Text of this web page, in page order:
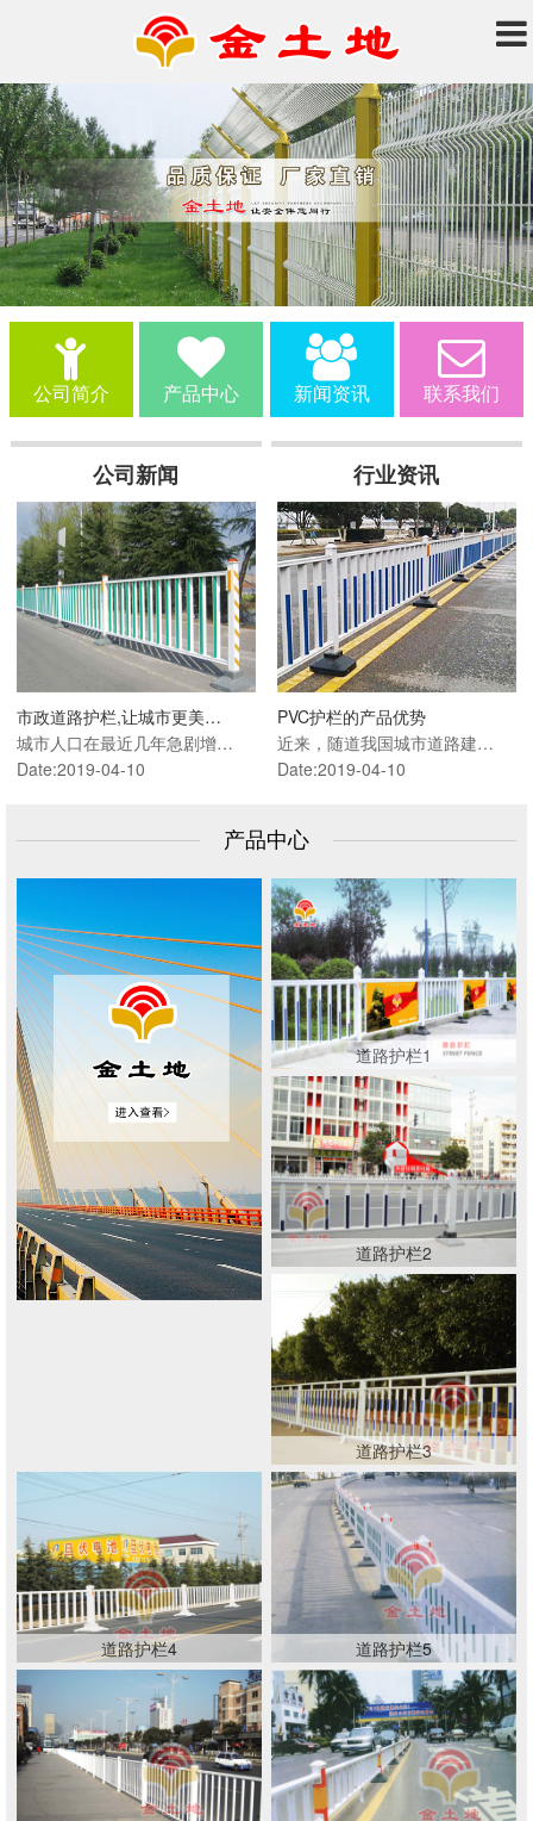
公司简介 产品中心 新闻资讯 联系我们
公司新闻
市政道路护栏,让城市更美…
城市人口在最近几年急剧增…
Date:2019-04-10
行业资讯
PVC护栏的产品优势
近来，随道我国城市道路建…
Date:2019-04-10
产品中心
道路护栏1
道路护栏2
道路护栏3
道路护栏4 道路护栏5